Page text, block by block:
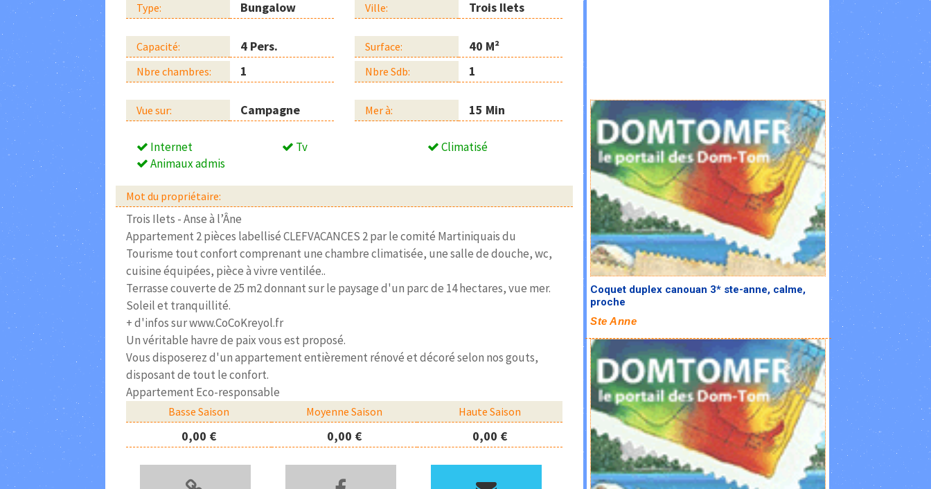
Type: Bungalow Ville: Trois Ilets
Capacité: 4 Pers. Surface: 40 M²
Nbre chambres: 1 Nbre Sdb: 1
Vue sur: Campagne Mer à: 15 Min
Internet Tv
Climatisé
Animaux admis
Mot du propriétaire:
Trois Ilets - Anse à l’Âne
Appartement 2 pièces labellisé CLEFVACANCES 2 par le comité Martiniquais du
Tourisme tout confort comprenant une chambre climatisée, une salle de douche, wc,
cuisine équipées, pièce à vivre ventilée..
Terrasse couverte de 25 m2 donnant sur le paysage d'un parc de 14 hectares, vue mer.
Soleil et tranquillité.
+ d'infos sur www.CoCoKreyol.fr
Un véritable havre de paix vous est proposé.
Vous disposerez d'un appartement entièrement rénové et décoré selon nos gouts,
disposant de tout le confort.
Appartement Eco-responsable
Basse Saison Moyenne Saison Haute Saison
0,00 € 0,00 € 0,00 €
Coquet duplex canouan 3* ste-anne, calme,
proche
Ste Anne